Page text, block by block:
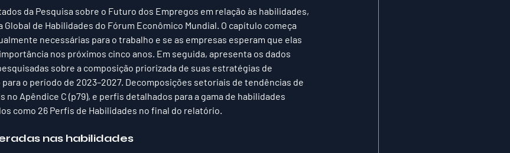
da Pesquisa sobre o Futuro dos Empregos em relação às habilidades,
de Habilidades do Fórum Econômico Mundial. O capítulo começa
necessárias para o trabalho e se as empresas esperam que elas
nos próximos cinco anos. Em seguida, apresenta os dados
sobre a composição priorizada de suas estratégias de
o período de 2023–2027. Decomposições setoriais de tendências de
Apêndice C (p79), e perfis detalhados para a gama de habilidades
como 26 Perfis de Habilidades no final do relatório.
nas habilidades